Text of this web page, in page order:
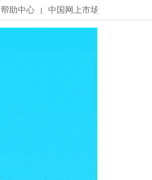
帮助中心 | 中国网上市场